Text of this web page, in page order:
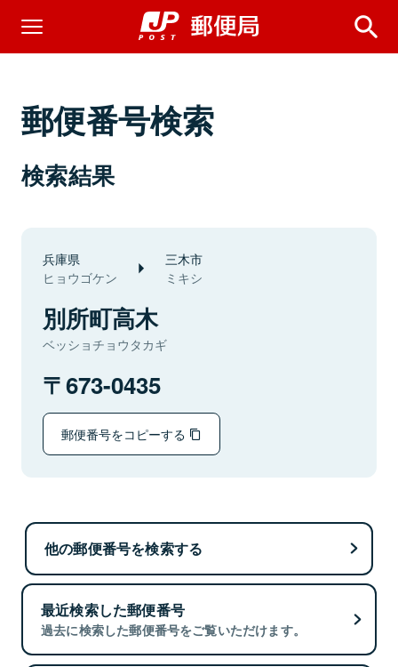
郵便番号検索
検索結果
兵庫県
ヒョウゴケン
三木市
ミキシ
別所町高木
ベッショチョウタカギ
673-0435
郵便番号をコピーする
他の郵便番号を検索する
最近検索した郵便番号
過去に検索した郵便番号をご覧いただけます。